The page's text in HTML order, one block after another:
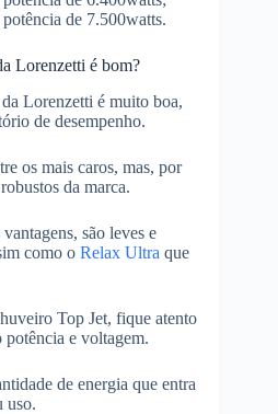
de 7.500watts.
Lorenzetti é bom?
Lorenzetti é muito boa,
de desempenho.
os mais caros, mas, por
da marca.
são leves e
como o Relax Ultra que
Top Jet, fique atento
potência e voltagem.
de energia que entra
uso.